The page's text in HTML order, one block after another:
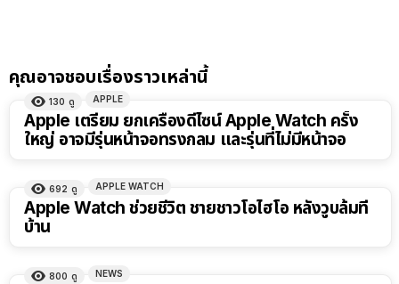
คุณอาจชอบเรื่องราวเหล่านี้
130 ดู APPLE
Apple เตรียม ยกเครื่องดีไซน์ Apple Watch ครั้ง
ใหญ่ อาจมีรุ่นหน้าจอทรงกลม และรุ่นที่ไม่มีหน้าจอ
692 ดู APPLE WATCH
Apple Watch ช่วยชีวิต ชายชาวโอไฮโอ หลังวูบล้มที่
บ้าน
800 ดู NEWS